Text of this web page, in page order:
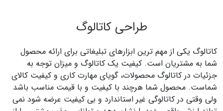
طراحی کاتالوگ
کاتالوگ یکی از مهم ترین ابزارهای تبلیغاتی برای ارائه محصول
شما به مشتریان است. کیفیت یک کاتالوگ و میزان توجه به
جزئیات در کاتالوگ محصولات، گویای مهارت کاری و کیفیت کالای
شماست. محصول شما هرچند با کیفیت و با قیمت مناسب باشد
ولی وقتی در کاتالوگی غیر استاندارد و بی کیفیت عرضه شود نمی